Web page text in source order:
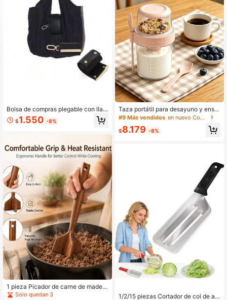
Bolsa de compras plegable con llav
ero, bolsa de compras reutilizable y
portátil de gran capacidad, adecua
ción de dormitorio, regreso a la esc
uela
$1.550 -8%
1 pieza Picador de carne de madera
de teca, triturador de carne de res
Solo quedan 3
Taza portátil para desayuno y ensal
ada con tenedor y tapa - Material P
y verduras - Perfecto para la escuel
#9 Más vendidos en nuevo Copas
$8.179 -8%
1/2/15 piezas Cortador de col de ac